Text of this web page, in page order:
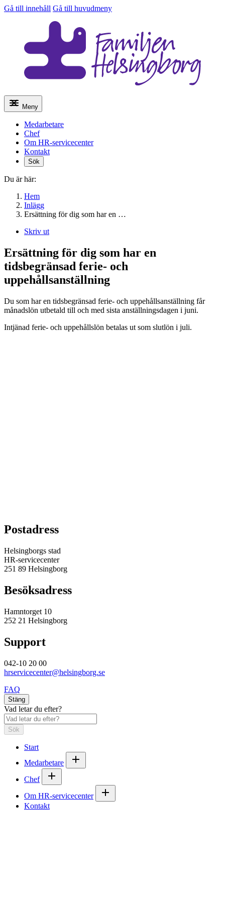
Gå till innehåll Gå till huvudmeny
Meny
Medarbetare
Chef
Om HR-servicecenter
Kontakt
Sök
Du är här:
Hem
Inlägg
Ersättning för dig som har en …
Skriv ut
Ersättning för dig som har en
tidsbegränsad ferie- och
uppehållsanställning
Du som har en tidsbegränsad ferie- och uppehållsanställning får
månadslön utbetald till och med sista anställningsdagen i juni.
Intjänad ferie- och uppehållslön betalas ut som slutlön i juli.
Postadress
Helsingborgs stad
HR-servicecenter
251 89 Helsingborg
Besöksadress
Hamntorget 10
252 21 Helsingborg
Support
042-10 20 00
hrservicecenter@helsingborg.se
FAQ
Stäng
Vad letar du efter?
Sök
Start
Medarbetare
Chef
Om HR-servicecenter
Kontakt